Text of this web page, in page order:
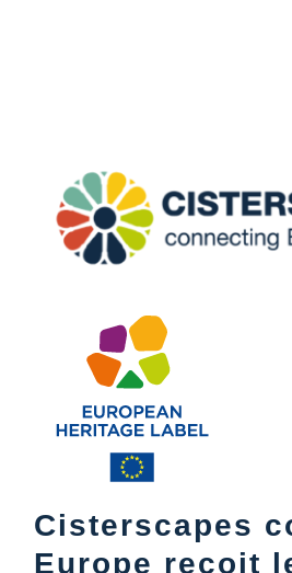
Cisterscapes
Europe reçoit